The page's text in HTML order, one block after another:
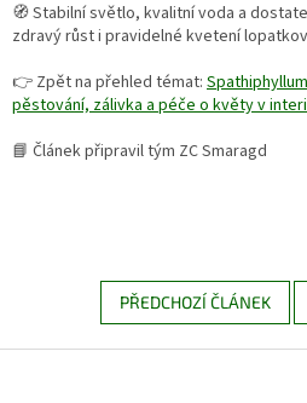
🧭 Stabilní světlo, kvalitní voda a
zdravý růst i pravidelné kvetení
👉 Zpět na přehled témat:
pěstování, zálivka a péče o květy v
📘 Článek připravil tým ZC Smaragd
PŘEDCHOZÍ ČLÁNEK